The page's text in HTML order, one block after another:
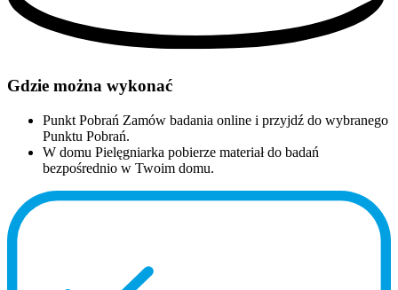
Gdzie można wykonać
Punkt Pobrań Zamów badania online i przyjdź do wybranego
Punktu Pobrań.
W domu Pielęgniarka pobierze materiał do badań
bezpośrednio w Twoim domu.